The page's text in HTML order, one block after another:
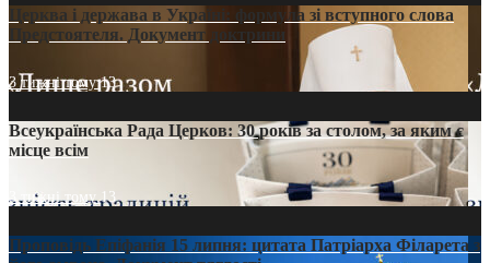
Церква і держава в Україні: формула зі вступного слова
Предстоятеля. Документ доктрини
3 тижні тому13
Всеукраїнська Рада Церков: 30 років за столом, за яким є
місце всім
3 тижні тому13
Проповідь Епіфанія 15 липня: цитата Патріарха Філарета з